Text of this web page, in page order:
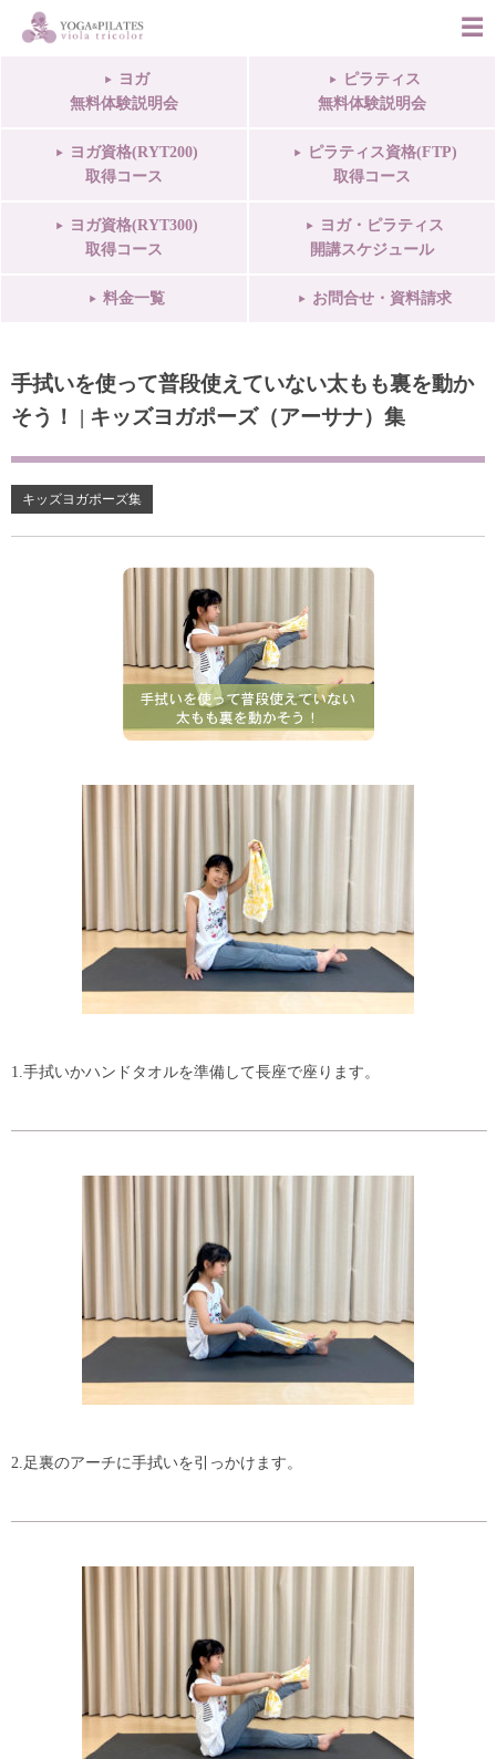
ヨガ
無料体験説明会
ピラティス
無料体験説明会
ヨガ資格(RYT200)
取得コース
ピラティス資格(FTP)
取得コース
ヨガ資格(RYT300)
取得コース
ヨガ・ピラティス
開講スケジュール
料金一覧 お問合せ・資料請求
手拭いを使って普段使えていない太もも裏を動か
そう！ | キッズヨガポーズ（アーサナ）集
キッズヨガポーズ集
1.手拭いかハンドタオルを準備して長座で座ります。
2.足裏のアーチに手拭いを引っかけます。